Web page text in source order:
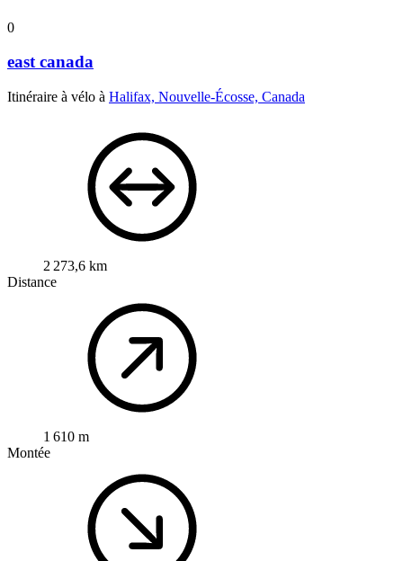
0
east canada
Itinéraire à vélo à Halifax, Nouvelle-Écosse, Canada
2 273,6 km
Distance
1 610 m
Montée